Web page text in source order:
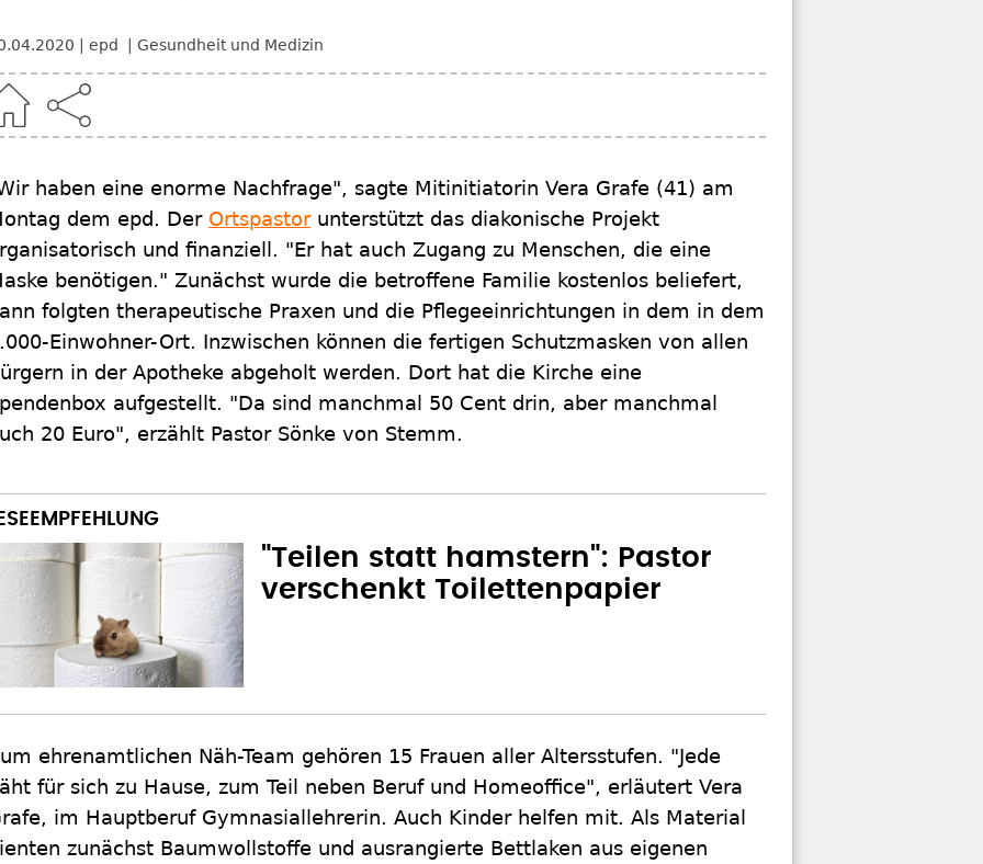
epd Gesundheit und Medizin
haben eine enorme Nachfrage", sagte Mitinitiatorin Vera Grafe (41) am
dem epd. Der Ortspastorunterstützt das diakonische Projekt
und finanziell. "Er hat auch Zugang zu Menschen, die eine
benötigen." Zunächst wurde die betroffene Familie kostenlos beliefert,
folgten therapeutische Praxen und die Pflegeeinrichtungen in dem in dem
Einwohner-Ort. Inzwischen können die fertigen Schutzmasken von allen
in der Apotheke abgeholt werden. Dort hat die Kirche eine
aufgestellt. "Da sind manchmal 50 Cent drin, aber manchmal
20 Euro", erzählt Pastor Sönke von Stemm.
"Teilen statt hamstern": Pastor
verschenkt Toilettenpapier
ehrenamtlichen Näh-Team gehören 15 Frauen aller Altersstufen. "Jede
für sich zu Hause, zum Teil neben Beruf und Homeoffice", erläutert Vera
im Hauptberuf Gymnasiallehrerin. Auch Kinder helfen mit. Als Material
zunächst Baumwollstoffe und ausrangierte Bettlaken aus eigenen